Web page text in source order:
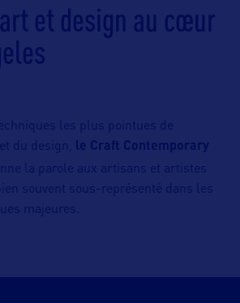
et design au cœur
les plus pointues de
du design,
le Craft Contemporary
la parole aux artisans et artistes
souvent sous-représenté dans les
majeures.